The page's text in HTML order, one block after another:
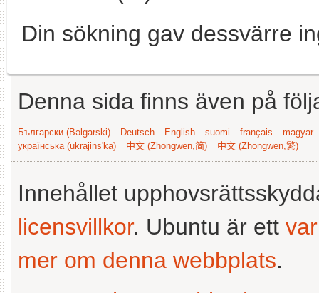
Din sökning gav dessvärre
Denna sida finns även på
Български (Bəlgarski) Deutsch English suomi français
magyar
українська (ukrajins'ka)
中文 (Zhongwen,简) 中文 (Zhongwen,繁)
Innehållet
licensvillkor. Ubuntu är ett
mer om denna webbplats.